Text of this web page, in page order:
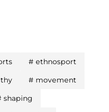
# еthnоsроrt
# mоvеmеnt
shарing